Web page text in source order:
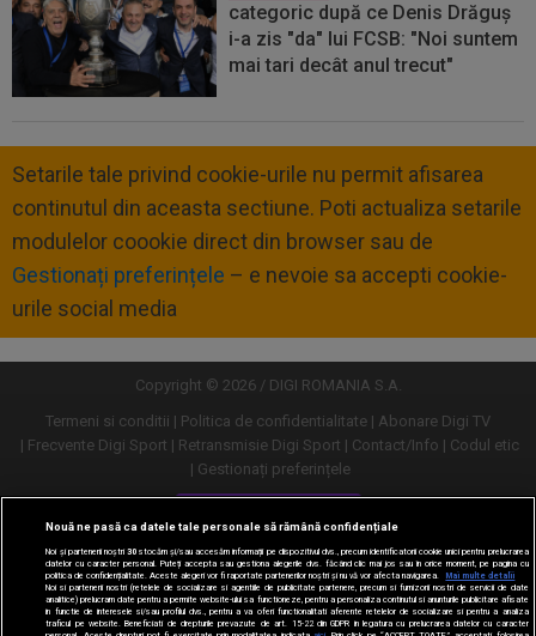
categoric după ce Denis Drăguș
i-a zis "da" lui FCSB: "Noi suntem
mai tari decât anul trecut"
Setarile tale privind cookie-urile nu permit afisarea
continutul din aceasta sectiune. Poti actualiza setarile
modulelor coookie direct din browser sau de
Gestionați preferințele – e nevoie sa accepti cookie-
urile social media
Copyright © 2026 / DIGI ROMANIA S.A.
Termeni si conditii
Politica de confidentialitate
Abonare Digi TV
Frecvente Digi Sport
Retransmisie Digi Sport Contact/Info
Codul etic
Gestionați preferințele
Versiune desktop
Nouă ne pasă ca datele tale personale să rămână confidențiale
Noi și partenerii noștri30stocăm și/sau accesăm informații pe dispozitivul dvs., precum identificatorii cookie unici pentru prelucrarea
datelor cu caracter personal. Puteți accepta sau gestiona alegerile dvs. făcând clic mai jos sau în orice moment, pe pagina cu
politica de confidențialitate. Aceste alegeri vor fi raportate partenerilor noștri și nu vă vor afecta navigarea.
Mai multe detalii
Noi si partenerii nostri (retelele de socializare si agentiile de publicitate partenere, precum si furnizorii nostri de servicii de date
analitice) prelucram date pentru a permite website-ului sa functioneze, pentru a personaliza continutul si anunturile publicitare afisate
in functie de interesele si/sau profilul dvs., pentru a va oferi functionalitati aferente retelelor de socializare si pentru a analiza
traficul pe website. Beneficiati de drepturile prevazute de art. 15-22 din GDPR in legatura cu prelucrarea datelor cu caracter